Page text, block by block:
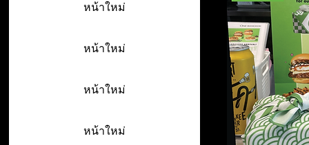
หน้าใหม่
หน้าใหม่
หน้าใหม่
หน้าใหม่